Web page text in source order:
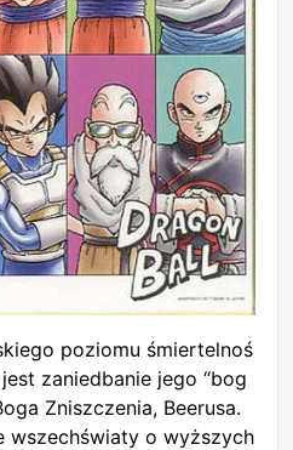
poziomu śmiertelnoś
zaniedbanie jego “bog
Zniszczenia, Beerusa.
wszechświaty o wyższych